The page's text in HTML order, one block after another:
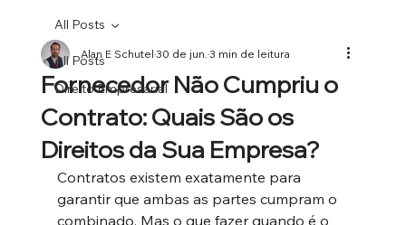
All Posts
Direito Empresarial
All Posts
Fornecedor Não Cumpriu o
Contrato: Quais São os
Direitos da Sua Empresa?
Alan E Schutel30 de jun. 3 min de leitura
Contratos existem exatamente para
garantir que ambas as partes cumpram o
combinado. Mas o que fazer quando é o